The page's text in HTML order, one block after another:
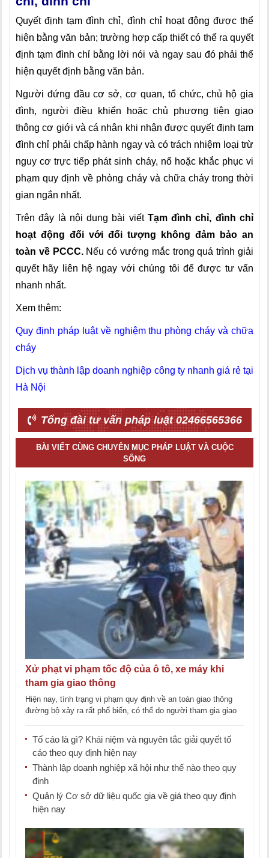
Quyết định tạm đình chỉ, đình chỉ hoạt động được thể
hiện bằng văn bản; trường hợp cấp thiết có thể ra quyết
định tạm đình chỉ bằng lời nói và ngay sau đó phải thể
hiện quyết định bằng văn bản.
Người đứng đầu cơ sở, cơ quan, tổ chức, chủ hộ gia
đình, người điều khiển hoặc chủ phương tiện giao
thông cơ giới và cá nhân khi nhận được quyết định tạm
đình chỉ phải chấp hành ngay và có trách nhiệm loại trừ
nguy cơ trực tiếp phát sinh cháy, nổ hoặc khắc phục vi
phạm quy định về phòng cháy và chữa cháy trong thời
gian ngắn nhất.
Trên đây là nội dung bài viết Tạm đình chỉ, đình chỉ
hoạt động đối với đối tượng không đảm bảo an
toàn về PCCC. Nếu có vướng mắc trong quá trình giải
quyết hãy liên hệ ngay với chúng tôi để được tư vấn
nhanh nhất.
Xem thêm:
Quy định pháp luật về nghiệm thu phòng cháy và chữa
cháy
Dịch vụ thành lập doanh nghiệp công ty nhanh giá rẻ tại
Hà Nội
Tổng đài tư vấn pháp luật 02466565366
BÀI VIẾT CÙNG CHUYÊN MỤC PHÁP LUẬT VÀ CUỘC
SỐNG
Xử phạt vi phạm tốc độ của ô tô, xe máy khi
tham gia giao thông
Hiện nay, tình trạng vi phạm quy định về an toàn giao thông
đường bộ xảy ra rất phổ biến, có thể do người tham gia giao
Tố cáo là gì? Khái niệm và nguyên tắc giải quyết tố
cáo theo quy định hiện nay
Thành lập doanh nghiệp xã hội như thế nào theo quy
định
Quản lý Cơ sở dữ liệu quốc gia về giá theo quy định
hiện nay